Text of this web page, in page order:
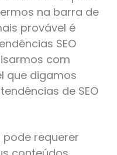
na barra de
provável é
SEO
com
que digamos
de SEO
requerer